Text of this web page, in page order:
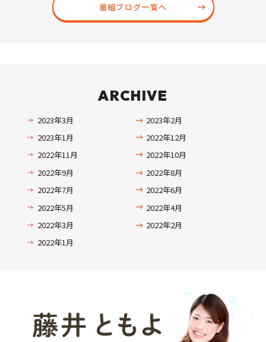
番組ブログ一覧へ
ARCHIVE
2023年3月
2023年2月
2023年1月
2022年12月
2022年11月
2022年10月
2022年9月
2022年8月
2022年7月
2022年6月
2022年5月
2022年4月
2022年3月
2022年2月
2022年1月